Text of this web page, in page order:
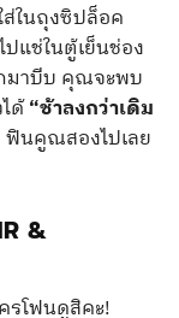
ในถุงซิปล็อค
แช่ในตู้เย็นช่อง
มาบีบ คุณจะพบ
ด้“ช้าลงกว่าเดิม
ฟินคูณสองไปเลย
&
รโฟนดูสิคะ!